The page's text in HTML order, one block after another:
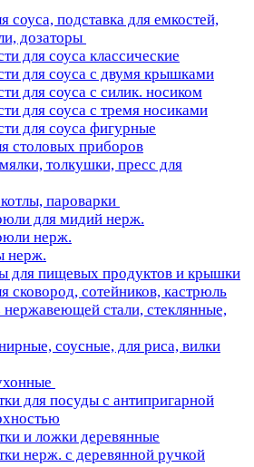
соуса, подставка для емкостей,
дозаторы
для соуса классические
для соуса с двумя крышками
для соуса с силик. носиком
для соуса с тремя носиками
для соуса фигурные
столовых приборов
толкушки, пресс для
пароварки
для мидий нерж.
нерж.
нерж.
для пищевых продуктов и крышки
сковород, сотейников, кастрюль
стали, стеклянные,
соусные, для риса, вилки
для посуды с антипригарной
и ложки деревянные
нерж. с деревянной ручкой